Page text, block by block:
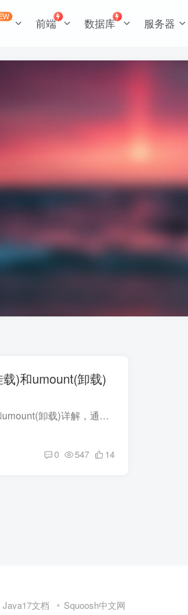
前端 数据库 服务器
)和umount(卸载)
linux命令之mount(挂载)和umount(卸载)详解，通过语法+实例详解，一篇带走。
0 547 14
Java17文档 Squoosh中文网